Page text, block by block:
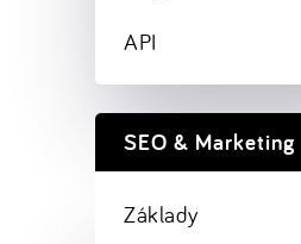
API
SEO & Marketing
Základy